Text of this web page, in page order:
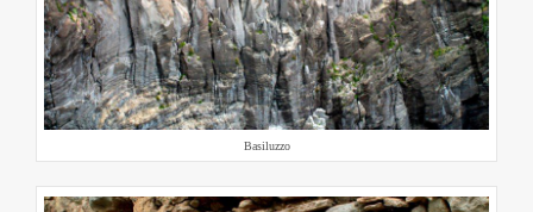
Basiluzzo